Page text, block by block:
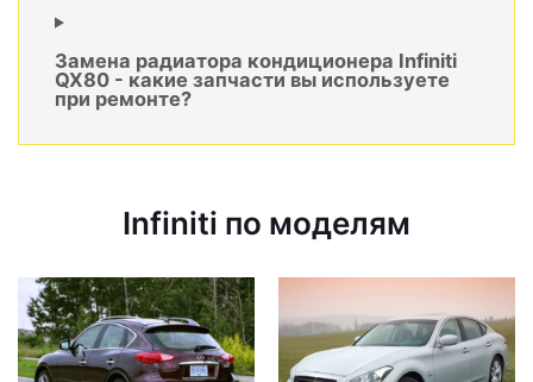
Замена радиатора кондиционера Infiniti
QX80 - какие запчасти вы используете
при ремонте?
Infiniti по моделям